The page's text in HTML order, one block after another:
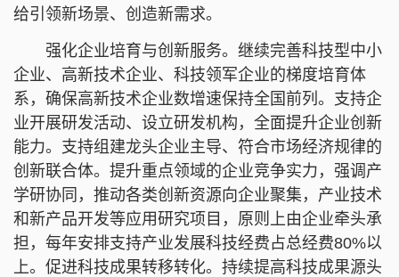
给引领新场景、创造新需求。
强化企业培育与创新服务。继续完善科技型中小
企业、高新技术企业、科技领军企业的梯度培育体
系，确保高新技术企业数增速保持全国前列。支持企
业开展研发活动、设立研发机构，全面提升企业创新
能力。支持组建龙头企业主导、符合市场经济规律的
创新联合体。提升重点领域的企业竞争实力，强调产
学研协同，推动各类创新资源向企业聚集，产业技术
和新产品开发等应用研究项目，原则上由企业牵头承
担，每年安排支持产业发展科技经费占总经费80%以
上。 促进科技成果转移转化。持续提高科技成果源头